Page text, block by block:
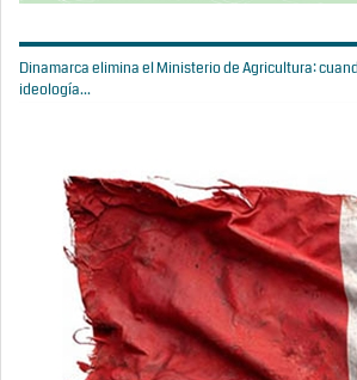
Dinamarca elimina el Ministerio de Agricultura:
ideología...